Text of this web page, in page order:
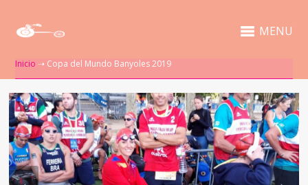
MENU
Inicio ➝ Copa del Mundo Banyoles 2019